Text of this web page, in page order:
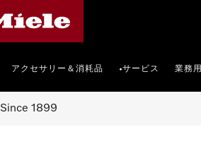
アクセサリー＆消耗品 •サービス 業務用
Since 1899